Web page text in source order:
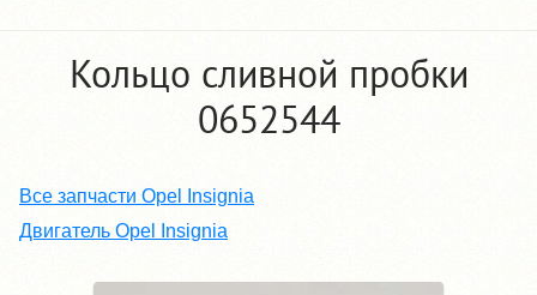
Кольцо сливной пробки
0652544
Все запчасти Opel Insignia
Двигатель Opel Insignia